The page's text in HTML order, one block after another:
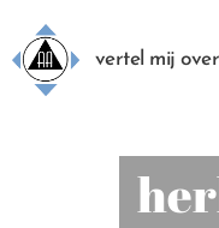
vertel mij